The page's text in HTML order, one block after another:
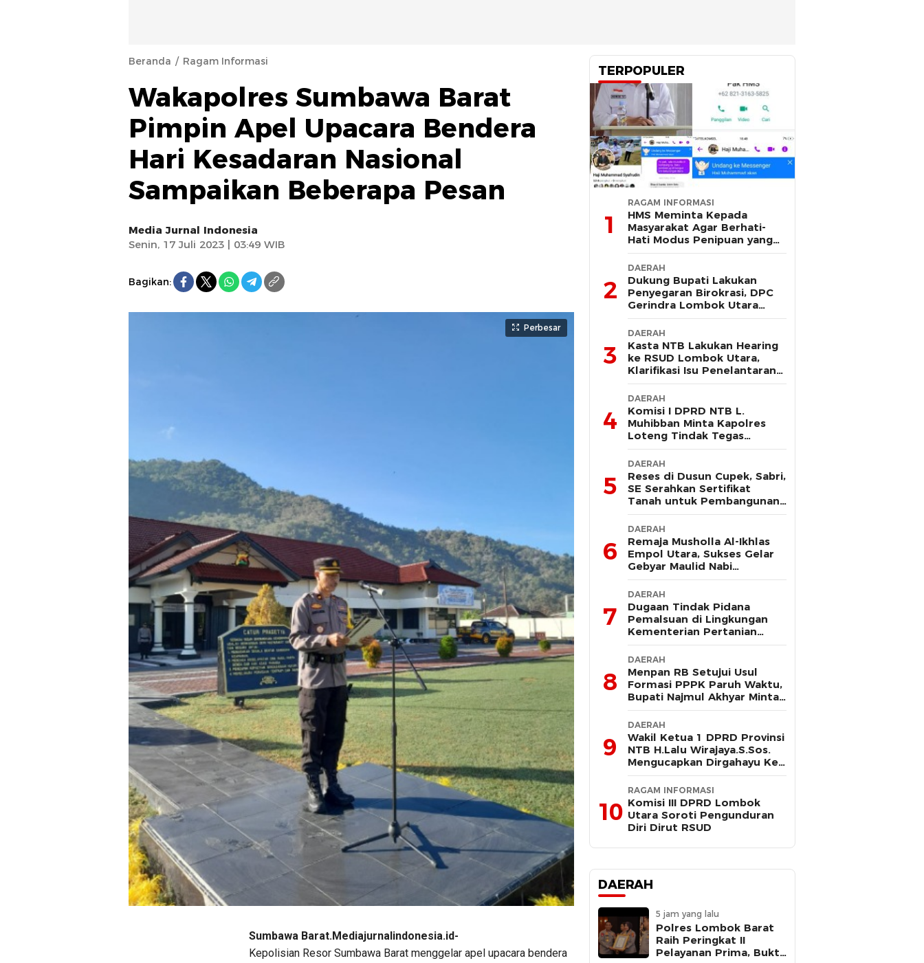
Beranda Ragam Informasi
Wakapolres Sumbawa Barat
Pimpin Apel Upacara Bendera
Hari Kesadaran Nasional
Sampaikan Beberapa Pesan
Media Jurnal Indonesia
Senin, 17 Juli 2023 | 03:49 WIB
Bagikan:
Perbesar
Sumbawa Barat.Mediajurnalindonesia.id-
Kepolisian Resor Sumbawa Barat menggelar apel upacara bendera
TERPOPULER
1
RAGAM INFORMASI
HMS Meminta Kepada
Masyarakat Agar Berhati-
Hati Modus Penipuan yang
Mengatasnamakan Dirinya
2
DAERAH
Dukung Bupati Lakukan
Penyegaran Birokrasi, DPC
Gerindra Lombok Utara
Sebut Tak Ada Pelanggaran
3
DAERAH
Kasta NTB Lakukan Hearing
ke RSUD Lombok Utara,
Klarifikasi Isu Penelantaran
Ibu Hamil
4
DAERAH
Komisi I DPRD NTB L.
Muhibban Minta Kapolres
Loteng Tindak Tegas
Premanisme DC PT. LNI
5
DAERAH
Reses di Dusun Cupek, Sabri,
SE Serahkan Sertifikat
Tanah untuk Pembangunan
Musholla
6
DAERAH
Remaja Musholla Al-Ikhlas
Empol Utara, Sukses Gelar
Gebyar Maulid Nabi
Muhammad Saw
7
DAERAH
Dugaan Tindak Pidana
Pemalsuan di Lingkungan
Kementerian Pertanian
Kembali Mencuat, Saksi
Kunci Mangkir Panggilan
Polisi
8
DAERAH
Menpan RB Setujui Usul
Formasi PPPK Paruh Waktu,
Bupati Najmul Akhyar Minta
Non ASN Segera Lengkapi
Dokumen
9
DAERAH
Wakil Ketua 1 DPRD Provinsi
NTB H.Lalu Wirajaya.S.Sos.
Mengucapkan Dirgahayu Ke-
80 Lombok Tengah
Masmirah
10
RAGAM INFORMASI
Komisi III DPRD Lombok
Utara Soroti Pengunduran
Diri Dirut RSUD
DAERAH
5 jam yang lalu
Polres Lombok Barat
Raih Peringkat II
Pelayanan Prima, Bukti